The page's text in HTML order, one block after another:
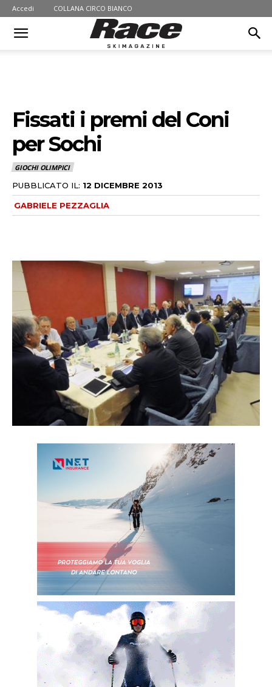
Accedi COLLANA CIRCO BIANCO
Fissati i premi del Coni
per Sochi
GIOCHI OLIMPICI
PUBBLICATO IL: 12 DICEMBRE 2013
GABRIELE PEZZAGLIA